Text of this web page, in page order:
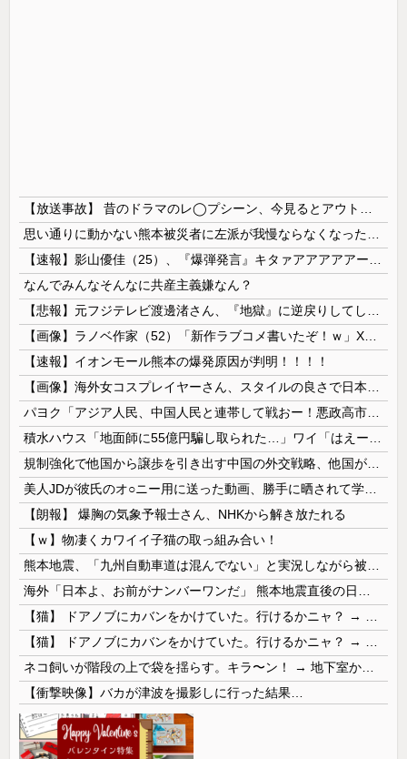
なんでみんなそんなに共産主義嫌なん？
【速報】イオンモール熊本の爆発原因が判明！！！！
【朗報】 爆胸の気象予報士さん、NHKから解き放たれる
【ｗ】物凄くカワイイ子猫の取っ組み合い！
【衝撃映像】バカが津波を撮影しに行った結果…